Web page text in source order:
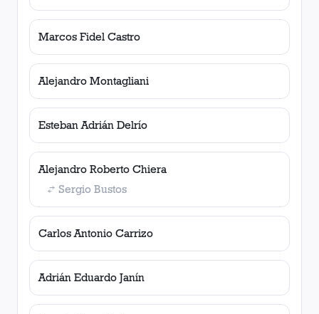
Marcos Fidel Castro
Alejandro Montagliani
Esteban Adrián Delrío
Alejandro Roberto Chiera
Sergio Bustos
Carlos Antonio Carrizo
Adrián Eduardo Janín